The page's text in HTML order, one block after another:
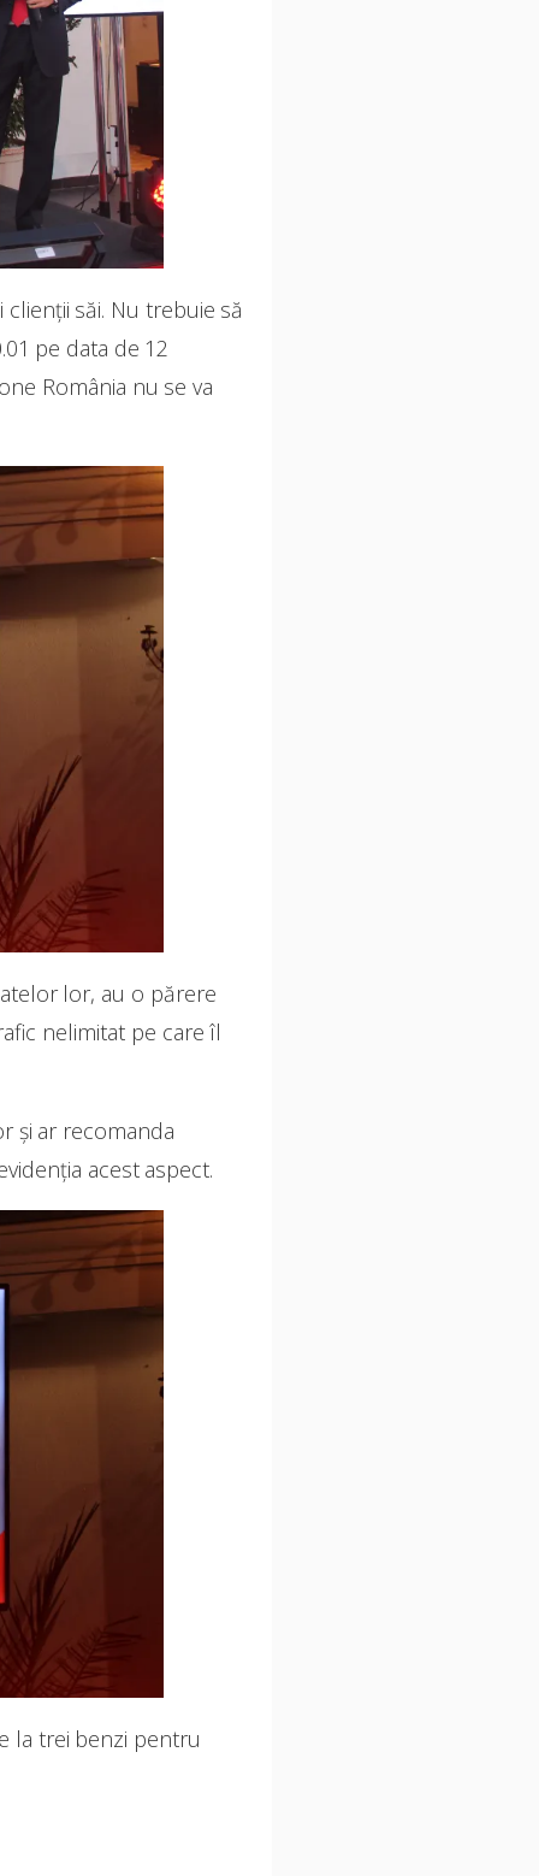
săi. Nu trebuie să
pe data de 12
România nu se va
lor, au o părere
nelimitat pe care îl
și ar recomanda
acest aspect.
la trei benzi pentru